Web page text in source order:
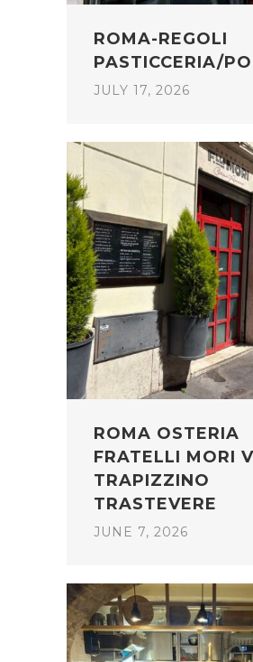
ROMA-REGOLI
PASTICCERIA/
JULY 17, 2026
ROMA OSTERIA
FRATELLI MORI
TRAPIZZINO
TRASTEVERE
JUNE 7, 2026